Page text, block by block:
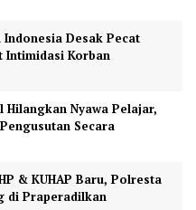
Desak Pecat
Intimidasi Korban
Nyawa Pelajar,
Secara
& KUHAP Baru, Polresta
di Praperadilkan